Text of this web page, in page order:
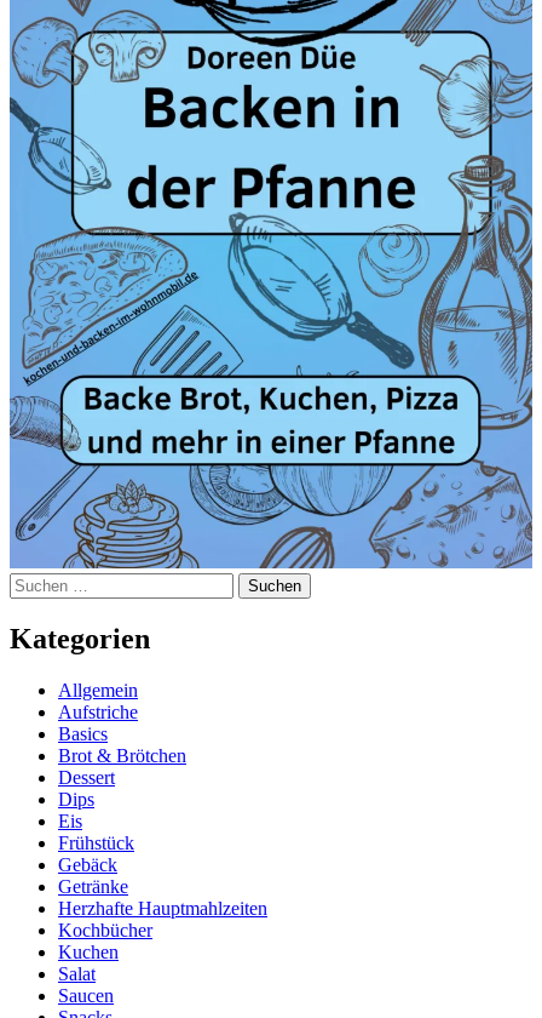
Suchen
nach:
Kategorien
Allgemein
Aufstriche
Basics
Brot & Brötchen
Dessert
Dips
Eis
Frühstück
Gebäck
Getränke
Herzhafte Hauptmahlzeiten
Kochbücher
Kuchen
Salat
Saucen